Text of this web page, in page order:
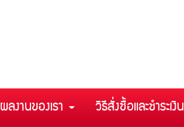
ผลงานของเรา วิธีสั่งซื้อและชำระเงิน